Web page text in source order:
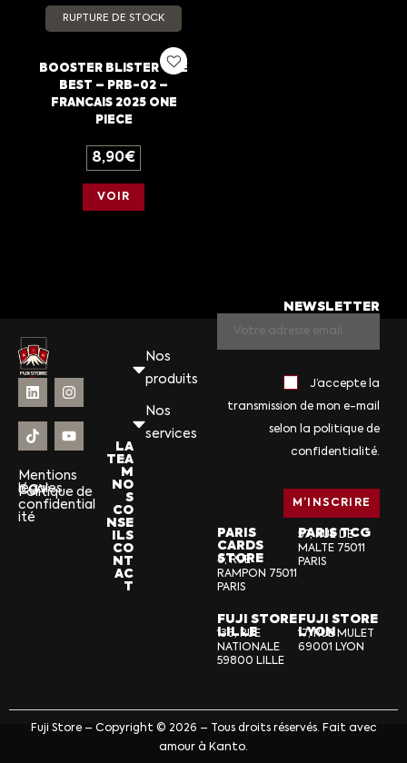
RUPTURE DE STOCK
BOOSTER BLISTER THE
BEST – PRB-02 –
FRANCAIS 2025 ONE
PIECE
8,90€
VOIR
Mentions
légales
CGV
Politique de
confidential
ité
Nos
produits
Nos
services
LA
TEA
M
NO
S
CO
NSE
ILS
CO
NT
AC
T
NEWSLETTER
J’accepte la
transmission de mon e-mail
selon la politique de
confidentialité.
PARIS
CARDS
STORE
6, RUE
RAMPON 75011
PARIS
PARIS TCG
57, RUE DE
MALTE 75011
PARIS
FUJI STORE
LILLE
136, RUE
NATIONALE
59800 LILLE
FUJI STORE
LYON
17, RUE MULET
69001 LYON
Fuji Store – Copyright © 2026 – Tous droits réservés. Fait avec
amour à Kanto.